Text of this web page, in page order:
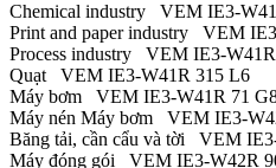
Chemical industry VEM IE3-
Print and paper industry VEM
Process industry VEM IE3-
Quạt VEM IE3-W41R 315 L6
Máy bơm VEM IE3-W41R 71
Máy nén Máy bơm VEM IE3-
Băng tải, cần cẩu và tời VEM
Máy đóng gói VEM IE3-W42R